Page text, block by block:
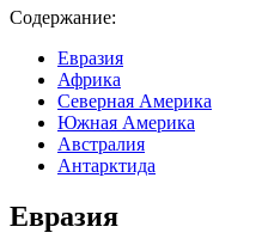
Содержание:
Евразия
Африка
Северная Америка
Южная Америка
Австралия
Антарктида
Евразия